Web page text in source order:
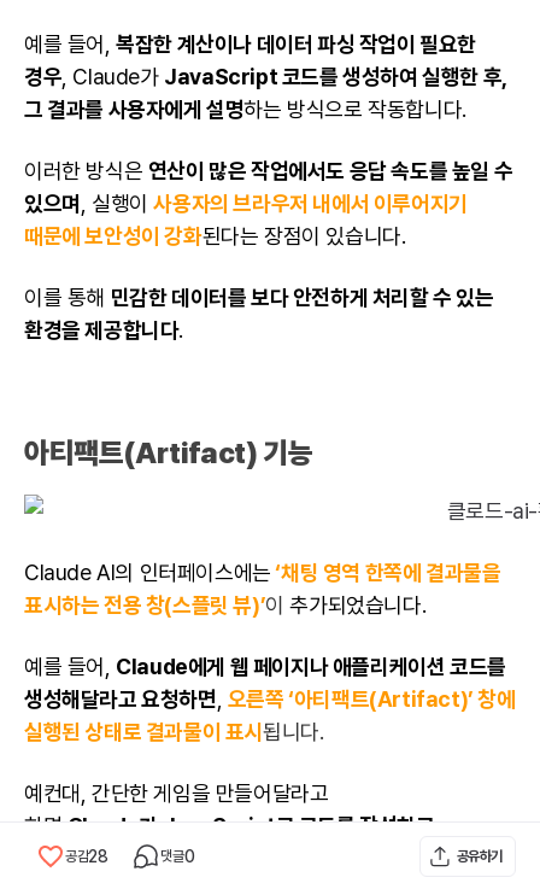
예를 들어,복잡한 계산이나 데이터 파싱 작업이 필요한
경우 , Claude가 JavaScript 코드를 생성하여 실행한 후,
그 결과를 사용자에게 설명하는 방식으로 작동합니다.
이러한 방식은 연산이 많은 작업에서도 응답 속도를 높일 수
있으며
, 실행이 사용자의 브라우저 내에서 이루어지기
때문에 보안성이 강화된다는 장점이 있습니다.
이를 통해 민감한 데이터를 보다 안전하게 처리할 수 있는
환경을 제공합니다.
아티팩트(Artifact) 기능
Claude AI의 인터페이스에는 ‘채팅 영역 한쪽에 결과물을
표시하는 전용 창(스플릿 뷰)’이추가되었습니다.
예를 들어, Claude에게 웹 페이지나 애플리케이션 코드를
생성해달라고 요청하면, 오른쪽 ‘아티팩트(Artifact)’ 창에
실행된 상태로 결과물이 표시됩니다.
예컨대, 간단한 게임을 만들어달라고
하면 Claude가 JavaScript 로 코드를 작성하고
실행하여, 즉석에서 플레이할 수 있는 게임 화면을 아티팩트
공감28 댓글0 공유하기